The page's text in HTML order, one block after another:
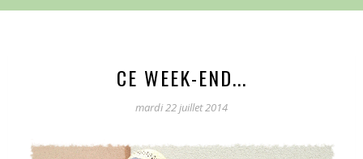
CE WEEK-END...
mardi 22 juillet 2014